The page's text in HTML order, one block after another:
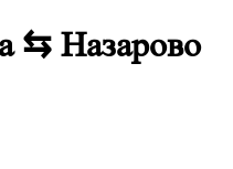
⇆ Назарово